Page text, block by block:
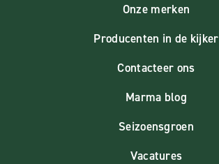
Onze merken
Producenten in de kijker
Contacteer ons
Marma blog
Seizoensgroen
Vacatures